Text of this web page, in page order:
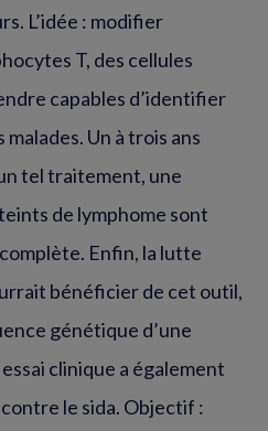
L’idée : modifier
T, des cellules
capables d’identifier
Un à trois ans
tel traitement, une
de lymphome sont
Enfin, la lutte
bénéficier de cet outil,
génétique d’une
clinique a également
le sida. Objectif :